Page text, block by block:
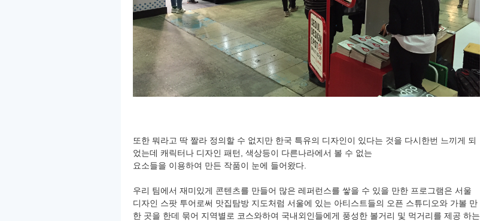
또한 뭐라고 딱 짤라 정의할 수 없지만 한국 특유의 디자인이 있다는 것을 다시한번 느끼게 되
었는데 캐릭터나 디자인 패턴, 색상등이 다른나라에서 볼 수 없는
요소들을 이용하여 만든 작품이 눈에 들어왔다.
우리 팀에서 재미있게 콘텐츠를 만들어 많은 레퍼런스를 쌓을 수 있을 만한 프로그램은 서울
디자인 스팟 투어로써 맛집탐방 지도처럼 서울에 있는 아티스트들의 오픈 스튜디오와 가볼 만
한 곳을 한데 묶어 지역별로 코스와하여 국내외인들에게 풍성한 볼거리 및 먹거리를 제공 하는